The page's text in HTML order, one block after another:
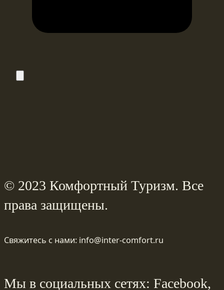
© 2023 Комфортный Туризм. Все
права защищены.
Свяжитесь с нами: info@inter-comfort.ru
Мы в социальных сетях: Facebook,